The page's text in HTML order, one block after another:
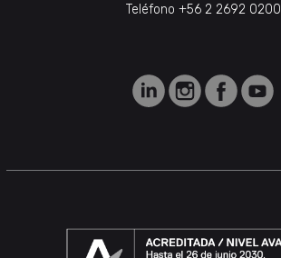
Teléfono +56 2 2692 0200